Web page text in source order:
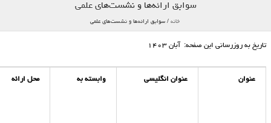
سوابق ارائه‌ها و نشست‌های علمی
خانه/ سوابق ارائه‌ها و نشست‌های علمی
تاریخ به روزرسانی این صفحه: آبان ۱۴۰۳
عنوان عنوان انگلیسی وابسته به محل ارائه